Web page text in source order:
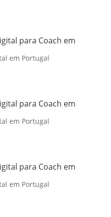
para Coach em
em Portugal
para Coach em
em Portugal
para Coach em
em Portugal